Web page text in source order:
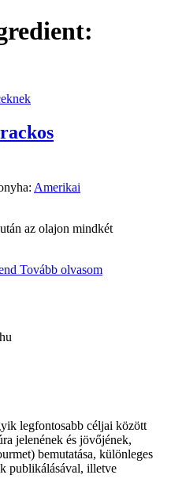
Amerikai
az olajon mindkét
Tovább olvasom
legfontosabb céljai között
jelenének és jövőjének,
bemutatása, különleges
publikálásával, illetve